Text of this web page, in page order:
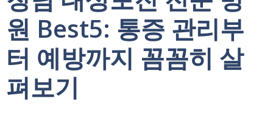
뛰원 Best5: 통증 관리부
터 예방까지 꼼꼼히 살
펴보기